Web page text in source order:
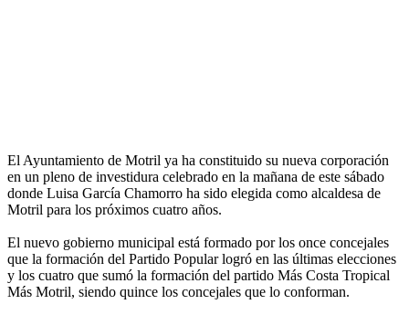
El Ayuntamiento de Motril ya ha constituido su nueva corporación
en un pleno de investidura celebrado en la mañana de este sábado
donde Luisa García Chamorro ha sido elegida como alcaldesa de
Motril para los próximos cuatro años.
El nuevo gobierno municipal está formado por los once concejales
que la formación del Partido Popular logró en las últimas elecciones
y los cuatro que sumó la formación del partido Más Costa Tropical
Más Motril, siendo quince los concejales que lo conforman.